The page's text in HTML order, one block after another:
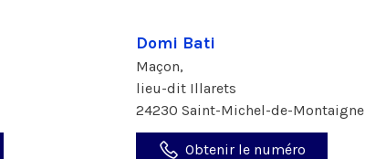
Domi Bati
Maçon,
lieu-dit Illarets
24230 Saint-Michel-de-Montaigne
Obtenir le numéro